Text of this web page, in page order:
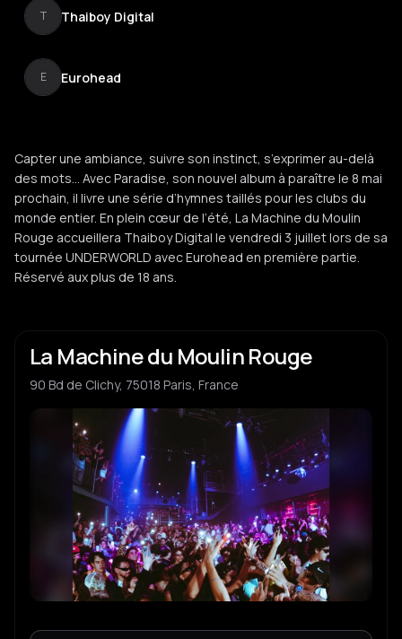
T Thaiboy Digital
E Eurohead
Capter une ambiance, suivre son instinct, s’exprimer au-delà
des mots… Avec Paradise, son nouvel album à paraître le 8 mai
prochain, il livre une série d’hymnes taillés pour les clubs du
monde entier. En plein cœur de l’été, La Machine du Moulin
Rouge accueillera Thaiboy Digital le vendredi 3 juillet lors de sa
tournée UNDERWORLD avec Eurohead en première partie.
Réservé aux plus de 18 ans.
La Machine du Moulin Rouge
90 Bd de Clichy, 75018 Paris, France